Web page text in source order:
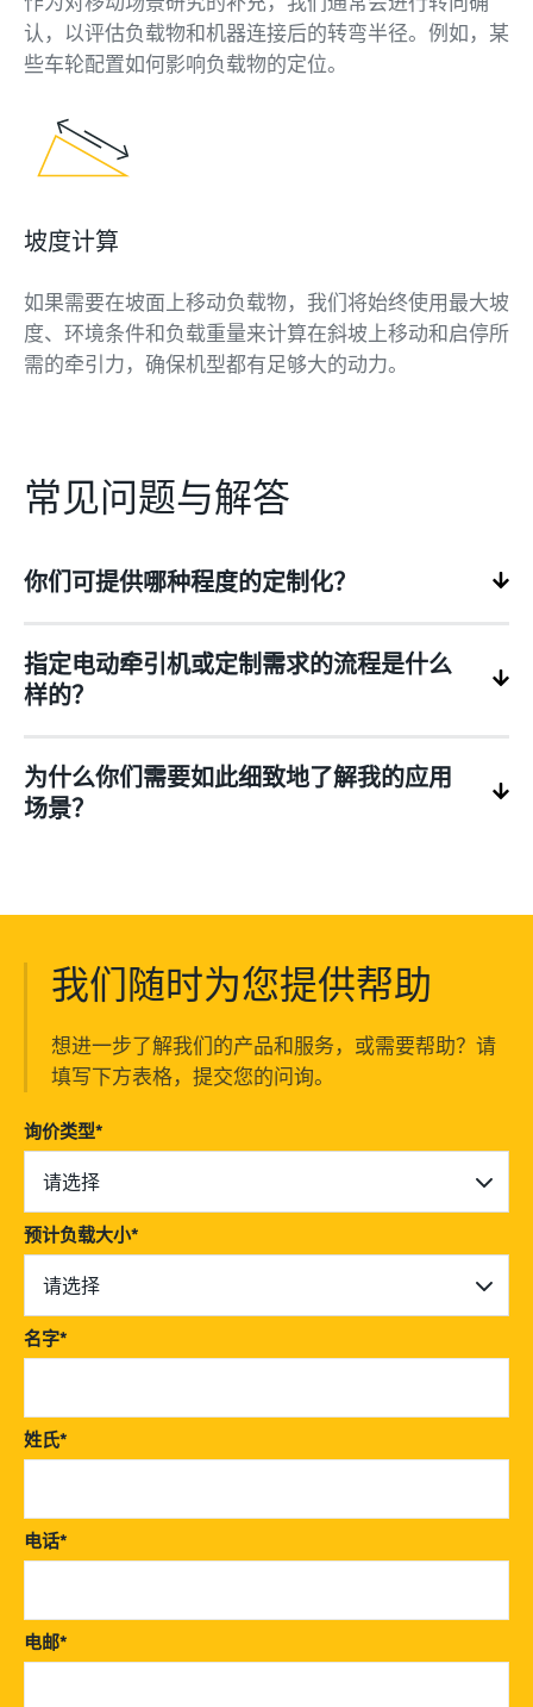
认，以评估负载物和机器连接后的转弯半径。例如，某
些车轮配置如何影响负载物的定位。
坡度计算
如果需要在坡面上移动负载物，我们将始终使用最大坡
度、环境条件和负载重量来计算在斜坡上移动和启停所
需的牵引力，确保机型都有足够大的动力。
常见问题与解答
你们可提供哪种程度的定制化？
指定电动牵引机或定制需求的流程是什么
样的？
为什么你们需要如此细致地了解我的应用
场景？
我们随时为您提供帮助
想进一步了解我们的产品和服务，或需要帮助？请
填写下方表格，提交您的问询。
询价类型*
请选择
预计负载大小*
请选择
名字*
姓氏*
电话*
电邮*